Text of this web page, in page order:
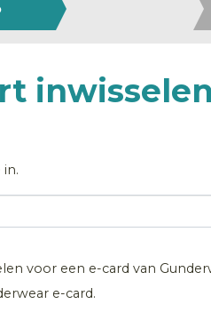
in.
voor een e-card van
e-card.